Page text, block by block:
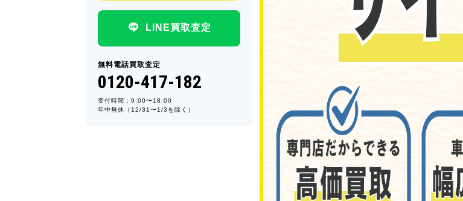
LINE買取査定
無料電話買取査定
0120-417-182
受付時間：9:00〜18:00
年中無休（12/31〜1/3を除く）